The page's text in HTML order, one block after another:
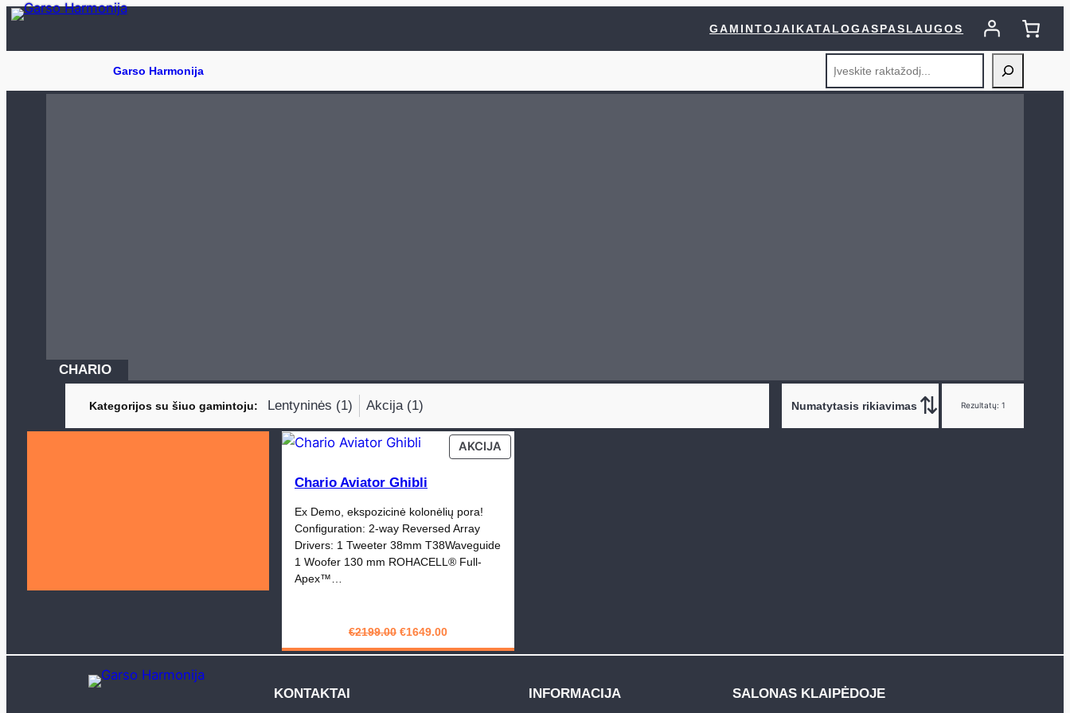
Eiti
GAMINTOJAI KATALOGASPASLAUGOS
CHARIO
Rezultatų: 1
Kategorijos su šiuo gamintoju Lentyninės (1) Akcija (1)
AKCIJAPRODUCT
ON
Chario Aviator Ghibli
Ex Demo, ekspozicinė kolonėlių pora!
Configuration: 2-way Reversed Array
Drivers: 1 Tweeter 38mm T38Waveguide
1 Woofer 130 mm ROHACELL® Full-
Apex™…
€2199.00 Original
price
€1649.00Current
price
KONTAKTAI INFORMACIJA SALONAS KLAIPĖDOJE